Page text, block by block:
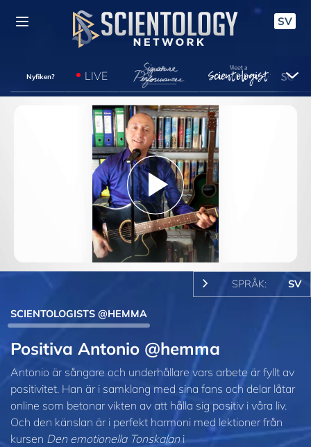
SV
Nyfiken? LIVE
Play
Video
SPRÅK: SV
SCIENTOLOGISTS @HEMMA
Positiva Antonio @hemma
Antonio är sångare och underhållare vars arbete är fyllt av
positivitet. Han är i samklang med sina fans och delar låtar
online som betonar vikten av att hålla sig positiv i våra liv.
Och den känslan är i perfekt harmoni med lektioner från
kursen Den emotionella Tonskalani